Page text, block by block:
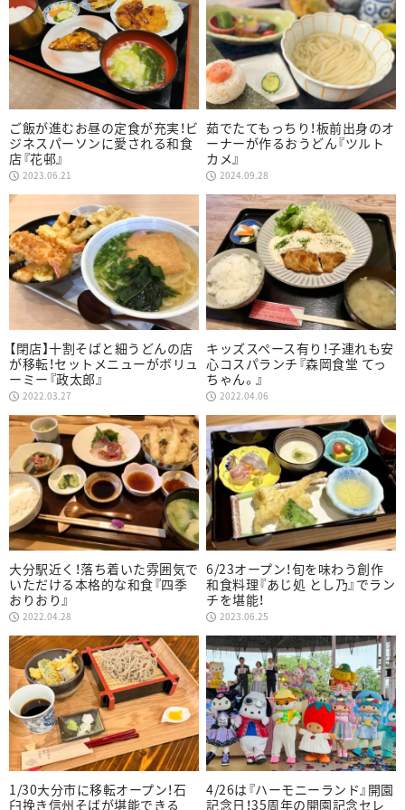
ご飯が進むお昼の定食が充実！ビ
ジネスパーソンに愛される和食
店『花邨』
2023.06.21
茹でたてもっちり！板前出身のオ
ーナーが作るおうどん『ツルト
カメ』
2024.09.28
【閉店】十割そばと細うどんの店
が移転！セットメニューがボリュ
ーミー『政太郎』
2022.03.27
キッズスペース有り！子連れも安
心コスパランチ『森岡食堂 てっ
ちゃん。』
2022.04.06
大分駅近く！落ち着いた雰囲気で
いただける本格的な和食『四季
おりおり』
2022.04.28
6/23オープン！旬を味わう創作
和食料理『あじ処 とし乃』でラン
チを堪能！
2023.06.25
1/30大分市に移転オープン！石
臼挽き信州そばが堪能できる
4/26は『ハーモニーランド』開園
記念日！35周年の開園記念セレ